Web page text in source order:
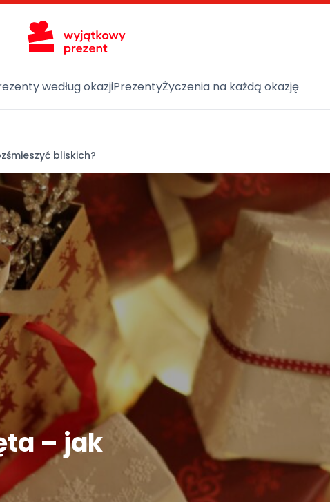
według okazjiPrezentyŻyczenia na każdą okazję
bliskich?
– jak